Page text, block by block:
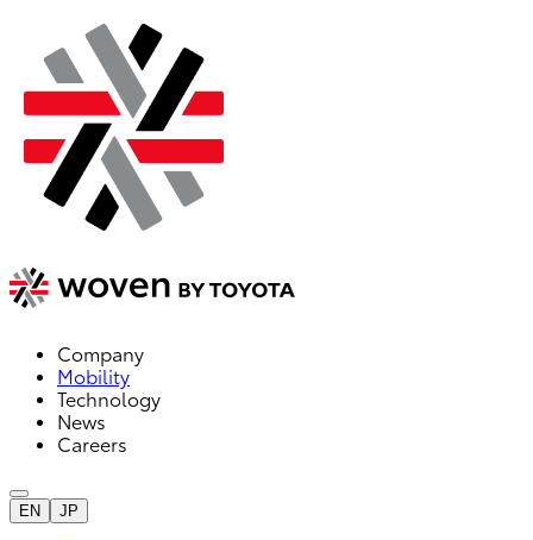
Company
Mobility
Technology
News
Careers
EN JP